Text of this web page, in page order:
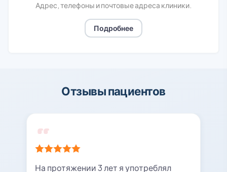
Адрес, телефоны и почтовые адреса клиники.
Подробнее
Отзывы пациентов
На протяжении 3 лет я употреблял